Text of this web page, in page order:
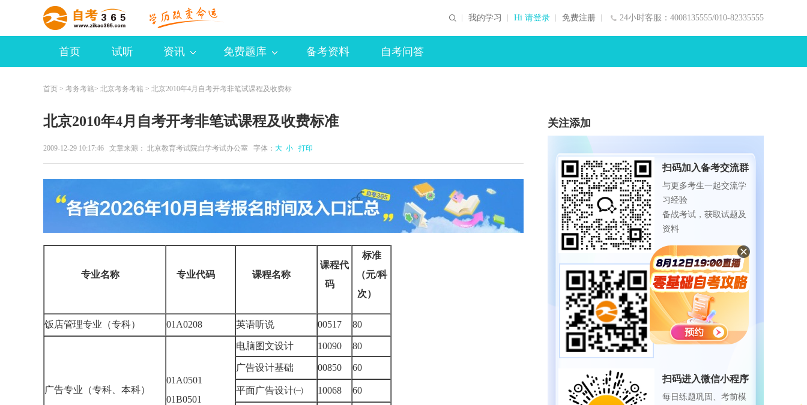
24小时客服：4008135555/010-82335555
我的学习 Hi 请登录 免费注册
首页 试听 资讯 免费题库 备考资料 自考问答
首页 > 考务考籍> 北京考务考籍 > 北京2010年4月自考开考非笔试课程及收费标
北京2010年4月自考开考非笔试课程及收费标准
2009-12-29 10:17:46 文章来源： 北京教育考试院自学考试办公室 字体： 大 小 打印
专业名称 专业代码 课程名称
课程代
码
标准
（元/科
次）
饭店管理专业（专科） 01A0208 英语听说 00517 80
广告专业（专科、本科）
01A0501
01B0501
电脑图文设计 10090 80
广告设计基础 00850 60
平面广告设计㈠ 10068 60
关注添加
扫码加入备考交流群
与更多考生一起交流学
习经验
备战考试，获取试题及
资料
扫码下载APP
海量历年试题、备考资
料
免费下载领取
扫码进入微信小程序
每日练题巩固、考前模